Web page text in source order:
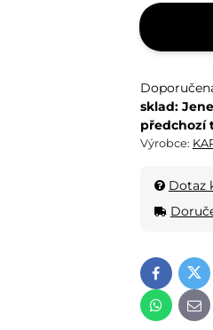
sklad:
předchozí
Výrobce:
Dotaz
Facebook
WhatsApp
E-